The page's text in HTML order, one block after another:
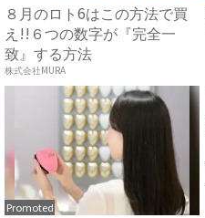
８月のロト6はこの方法で買
え!!６つの数字が『完全一
致』する方法
株式会社MURA
Promoted